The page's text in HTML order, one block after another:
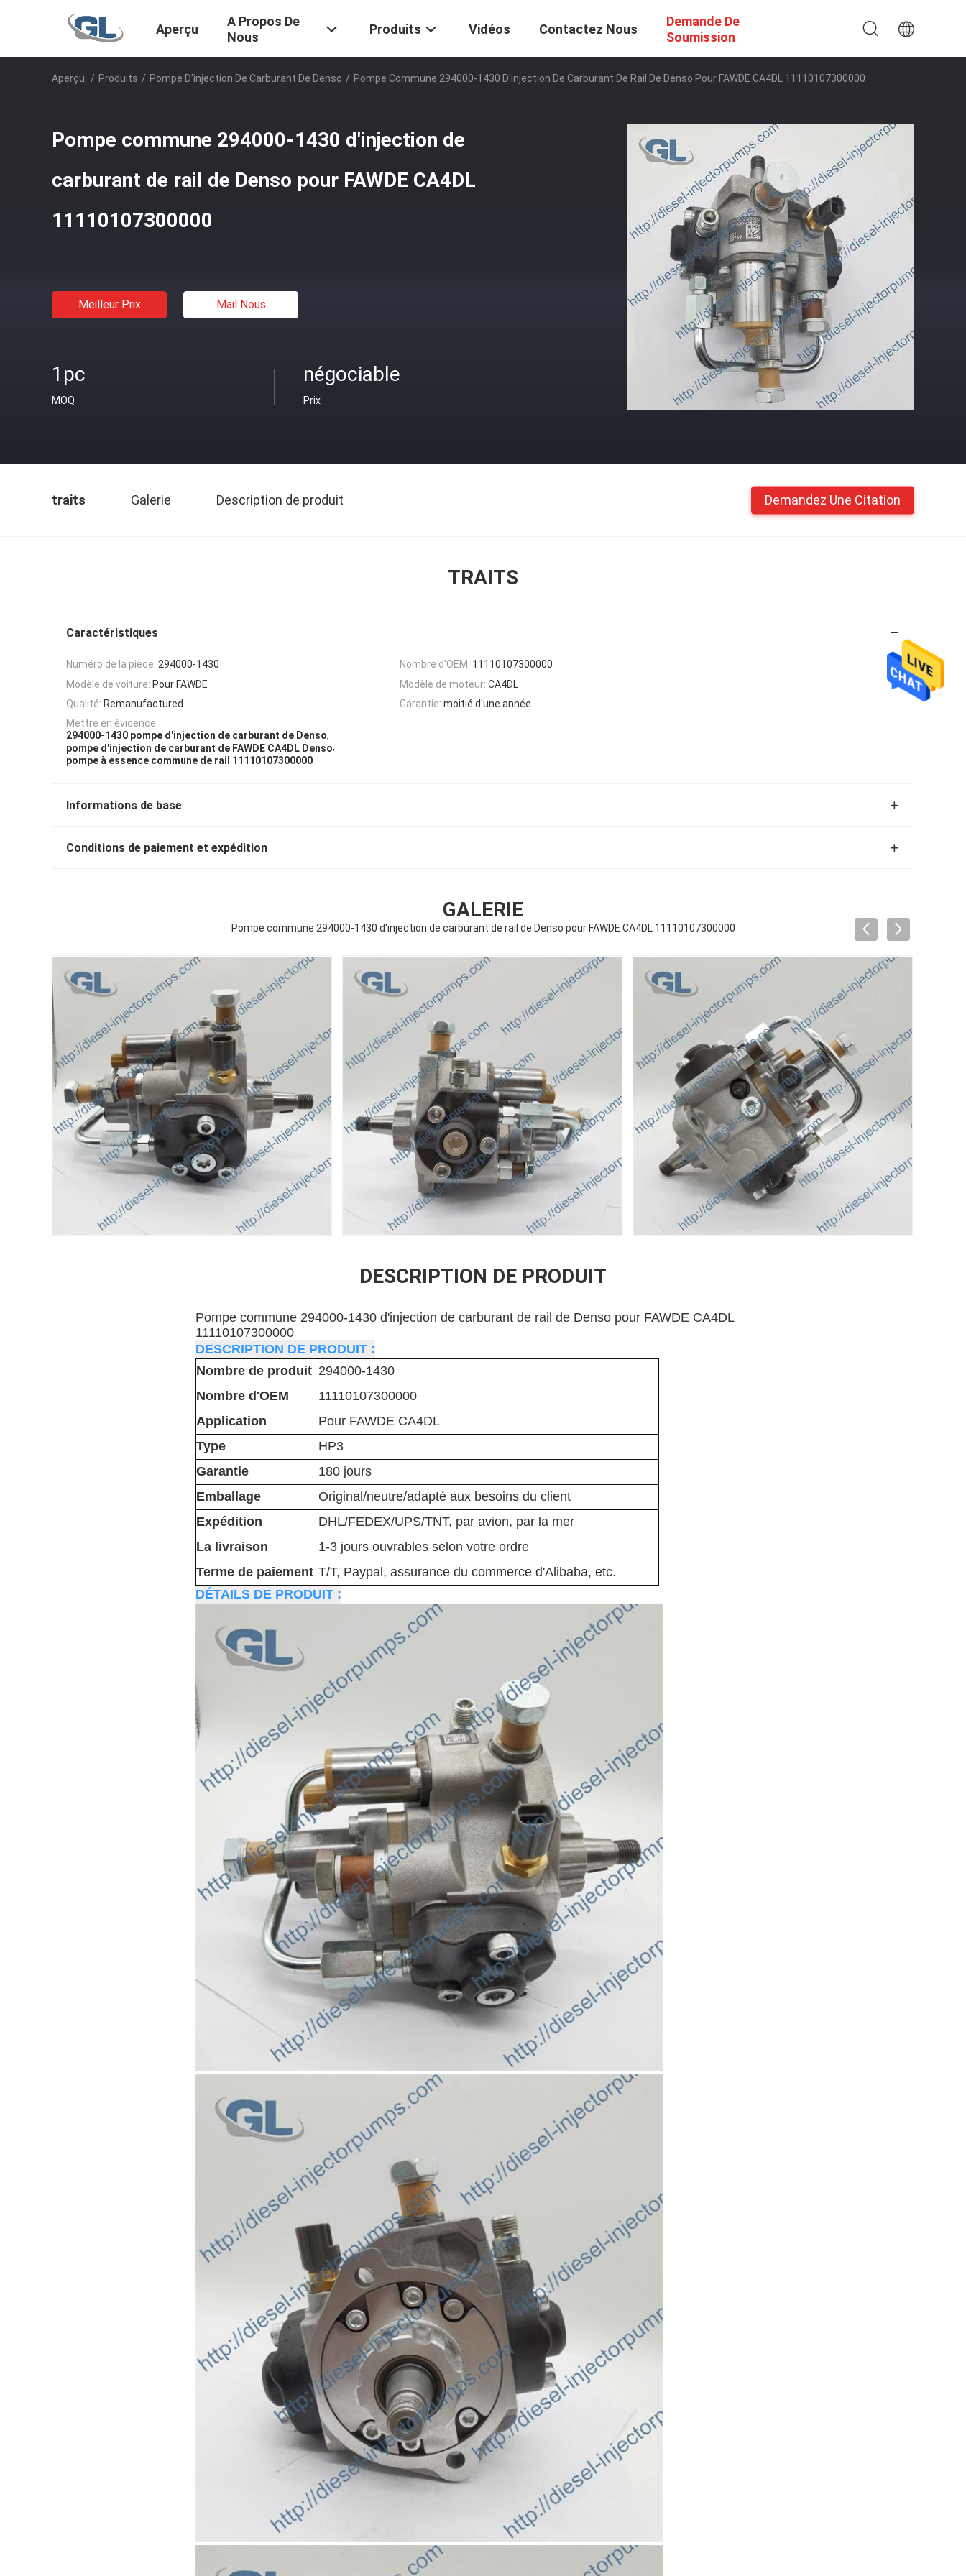
Aperçu
A Propos De
Nous
Produits Vidéos Contactez Nous
Demande De
Soumission
Aperçu / Produits / Pompe D'injection De Carburant De Denso / Pompe Commune 294000-1430 D'injection De Carburant De Rail De Denso Pour FAWDE CA4DL 11110107300000
Pompe commune 294000-1430 d'injection de
carburant de rail de Denso pour FAWDE CA4DL
11110107300000
Meilleur Prix Mail Nous
1pc
MOQ
négociable
Prix
traits Galerie Description de produit Demandez Une Citation
TRAITS
Caractéristiques
Numéro de la pièce: 294000-1430 Nombre d'OEM: 11110107300000
Modèle de voiture: Pour FAWDE Modèle de moteur: CA4DL
Qualité: Remanufactured Garantie: moitié d'une année
Mettre en évidence:
294000-1430 pompe d'injection de carburant de Denso,
pompe d'injection de carburant de FAWDE CA4DL Denso,
pompe à essence commune de rail 11110107300000
Informations de base
Conditions de paiement et expédition
GALERIE
Pompe commune 294000-1430 d'injection de carburant de rail de Denso pour FAWDE CA4DL 11110107300000
DESCRIPTION DE PRODUIT
Pompe commune 294000-1430 d'injection de carburant de rail de Denso pour FAWDE CA4DL
11110107300000
DESCRIPTION DE PRODUIT :
Nombre de produit 294000-1430
Nombre d'OEM
11110107300000
Application
Pour FAWDE CA4DL
Type
HP3
Garantie
180 jours
Emballage
Original/neutre/adapté aux besoins du client
Expédition
DHL/FEDEX/UPS/TNT, par avion, par la mer
La livraison
1-3 jours ouvrables selon votre ordre
Terme de paiement T/T, Paypal, assurance du commerce d'Alibaba, etc.
DÉTAILS DE PRODUIT :